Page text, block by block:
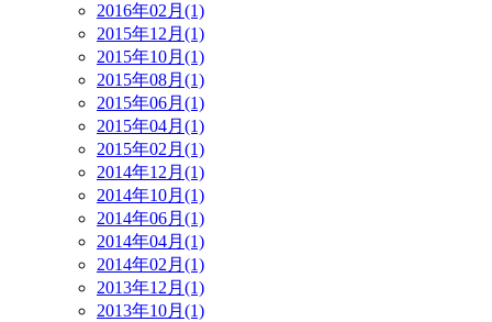
2016年02月(1)
2015年12月(1)
2015年10月(1)
2015年08月(1)
2015年06月(1)
2015年04月(1)
2015年02月(1)
2014年12月(1)
2014年10月(1)
2014年06月(1)
2014年04月(1)
2014年02月(1)
2013年12月(1)
2013年10月(1)